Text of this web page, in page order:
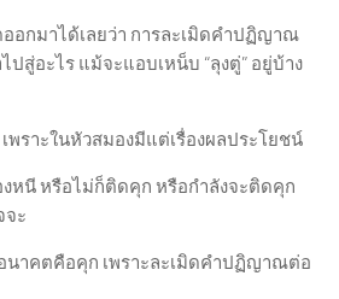
อกมาได้เลยว่า การละเมิดคำปฏิญาณ
สู่อะไร แม้จะแอบเหน็บ “ลุงตู่” อยู่บ้าง
พราะในหัวสมองมีแต่เรื่องผลประโยชน์
หนี หรือไม่ก็ติดคุก หรือกำลังจะติดคุก
จะ
นาคตคือคุก เพราะละเมิดคำปฏิญาณต่อ